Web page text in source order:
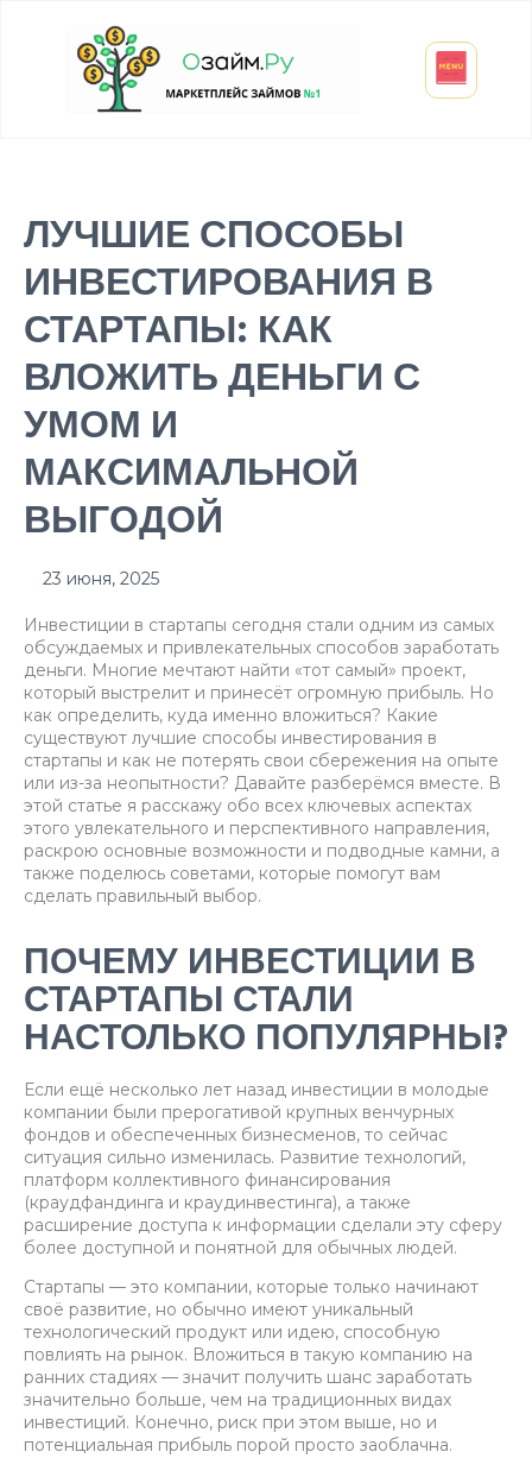
ЛУЧШИЕ СПОСОБЫ
ИНВЕСТИРОВАНИЯ В
СТАРТАПЫ: КАК
ВЛОЖИТЬ ДЕНЬГИ С
УМОМ И
МАКСИМАЛЬНОЙ
ВЫГОДОЙ
23 июня, 2025
Инвестиции в стартапы сегодня стали одним из самых
обсуждаемых и привлекательных способов заработать
деньги. Многие мечтают найти «тот самый» проект,
который выстрелит и принесёт огромную прибыль. Но
как определить, куда именно вложиться? Какие
существуют лучшие способы инвестирования в
стартапы и как не потерять свои сбережения на опыте
или из-за неопытности? Давайте разберёмся вместе. В
этой статье я расскажу обо всех ключевых аспектах
этого увлекательного и перспективного направления,
раскрою основные возможности и подводные камни, а
также поделюсь советами, которые помогут вам
сделать правильный выбор.
ПОЧЕМУ ИНВЕСТИЦИИ В
СТАРТАПЫ СТАЛИ
НАСТОЛЬКО ПОПУЛЯРНЫ?
Если ещё несколько лет назад инвестиции в молодые
компании были прерогативой крупных венчурных
фондов и обеспеченных бизнесменов, то сейчас
ситуация сильно изменилась. Развитие технологий,
платформ коллективного финансирования
(краудфандинга и краудинвестинга), а также
расширение доступа к информации сделали эту сферу
более доступной и понятной для обычных людей.
Стартапы — это компании, которые только начинают
своё развитие, но обычно имеют уникальный
технологический продукт или идею, способную
повлиять на рынок. Вложиться в такую компанию на
ранних стадиях — значит получить шанс заработать
значительно больше, чем на традиционных видах
инвестиций. Конечно, риск при этом выше, но и
потенциальная прибыль порой просто заоблачна.